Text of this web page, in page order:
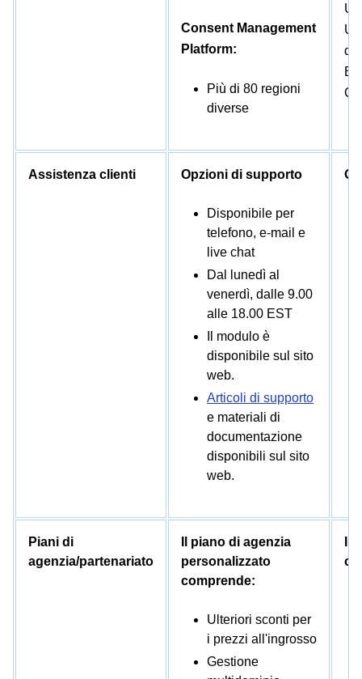
Consent Management
Platform:
Più di 80 regioni
diverse
Assistenza clienti Opzioni di supporto
Disponibile per
telefono, e-mail e
live chat
Dal lunedì al
venerdì, dalle 9.00
alle 18.00 EST
Il modulo è
disponibile sul sito
web.
Articoli di supporto
e materiali di
documentazione
disponibili sul sito
web.
Piani di
agenzia/partenariato
Il piano di agenzia
personalizzato
comprende:
Ulteriori sconti per
i prezzi all'ingrosso
Gestione